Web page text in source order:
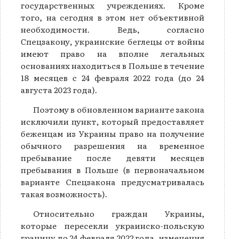
государственных учреждениях. Кроме
того, на сегодня в этом нет объективной
необходимости. Ведь, согласно
Спецзакону, украинские беглецы от войны
имеют право на вполне легальных
основаниях находиться в Польше в течение
18 месяцев с 24 февраля 2022 года (до 24
августа 2023 года).
Поэтому в обновленном варианте закона
исключили пункт, который предоставляет
беженцам из Украины право на получение
обычного разрешения на временное
пребывание после девяти месяцев
пребывания в Польше (в первоначальном
варианте Спецзакона предусматривалась
такая возможность).
Относительно граждан Украины,
которые пересекли украинско-польскую